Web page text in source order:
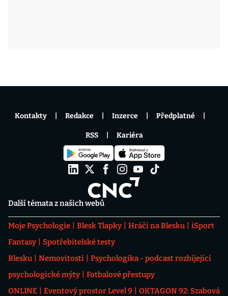
Další témata z našich webů
Moje Psychologie Blesk Tlapky Hráči na Blesku
iSport
Fantasy
Spotřebitelské testy
Blesku
Nemovitosti
Psychologika - podcast rozbíjející
psychologické mýty
Fotbalové přestupy
ONLINE
Eventový prostor Level 9
OKTAGON 92: Szabová
Kontakty Redakce Inzerce Předplatné
RSS Kariéra